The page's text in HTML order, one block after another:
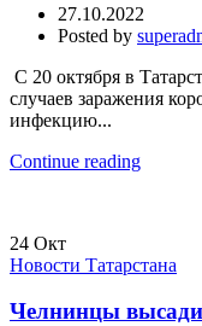
27.10.2022
Posted by
С 20 октября в
случаев заражения
инфекцию...
Continue reading
24 Окт
Новости Татарстана
Челнинцы